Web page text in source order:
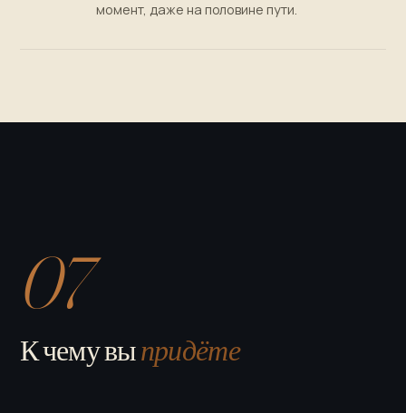
момент, даже на половине пути.
07
К чему выпридёте